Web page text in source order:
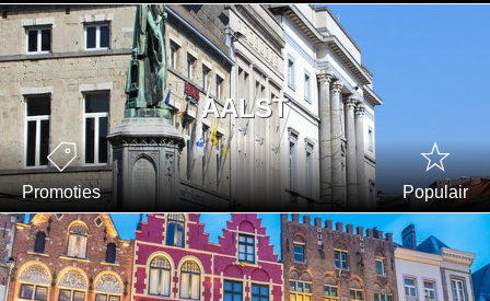
AALST
Promoties Populair